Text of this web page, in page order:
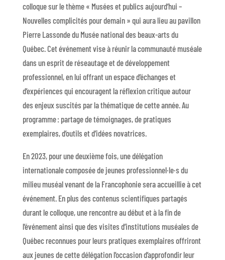
colloque sur le thème « Musées et publics aujourd’hui –
Nouvelles complicités pour demain » qui aura lieu au pavillon
Pierre Lassonde du Musée national des beaux-arts du
Québec. Cet événement vise à réunir la communauté muséale
dans un esprit de réseautage et de développement
professionnel, en lui offrant un espace d’échanges et
d’expériences qui encouragent la réflexion critique autour
des enjeux suscités par la thématique de cette année. Au
programme : partage de témoignages, de pratiques
exemplaires, d’outils et d’idées novatrices.
En 2023, pour une deuxième fois, une délégation
internationale composée de jeunes professionnel·le·s du
milieu muséal venant de la Francophonie sera accueillie à cet
événement. En plus des contenus scientifiques partagés
durant le colloque, une rencontre au début et à la fin de
l’événement ainsi que des visites d’institutions muséales de
Québec reconnues pour leurs pratiques exemplaires offriront
aux jeunes de cette délégation l’occasion d’approfondir leur